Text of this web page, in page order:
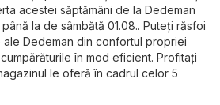
acestei săptămâni de la Dedeman
la de sâmbătă 01.08.. Puteți răsfoi
Dedeman din confortul propriei
în mod eficient. Profitați
le oferă în cadrul celor 5